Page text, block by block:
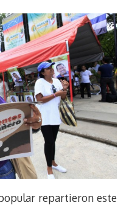
repartieron este